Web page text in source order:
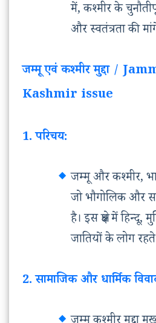
में, कश्मीर के
और स्वतंत्रता की
जम्मू एवं कश्मीर मुद्दा /
Kashmir issue
1. परिचय:
जम्मू और कश्मीर,
जो भौगोलिक और
है। इस क्षेत्र में
जातियों के लोग
2. सामाजिक और धार्मिक